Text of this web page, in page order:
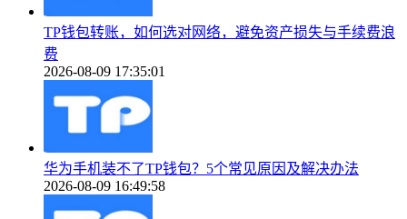
TP钱包转账，如何选对网络，避免资产损失与手续费浪
费
2026-08-09 17:35:01
华为手机装不了TP钱包？5个常见原因及解决办法
2026-08-09 16:49:58